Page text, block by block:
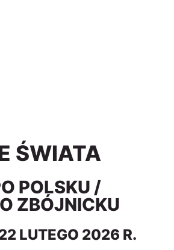
ŚWIATA
POLSKU /
ZBÓJNICKU
LUTEGO 2026 R.